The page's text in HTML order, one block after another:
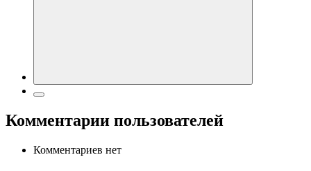
Комментарии пользователей
Комментариев нет